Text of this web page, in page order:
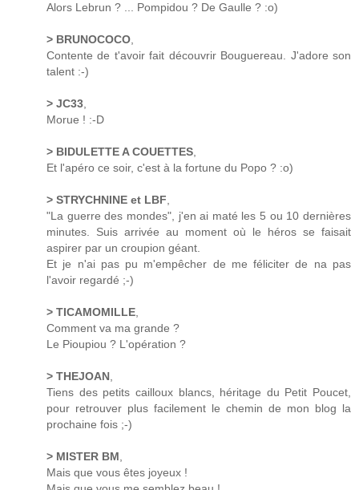
Alors Lebrun ? ... Pompidou ? De Gaulle ? :o)
> BRUNOCOCO,
Contente de t'avoir fait découvrir Bouguereau. J'adore son
talent :-)
> JC33,
Morue ! :-D
> BIDULETTE A COUETTES,
Et l'apéro ce soir, c'est à la fortune du Popo ? :o)
> STRYCHNINE et LBF,
"La guerre des mondes", j'en ai maté les 5 ou 10 dernières
minutes. Suis arrivée au moment où le héros se faisait
aspirer par un croupion géant.
Et je n'ai pas pu m'empêcher de me féliciter de na pas
l'avoir regardé ;-)
> TICAMOMILLE,
Comment va ma grande ?
Le Pioupiou ? L'opération ?
> THEJOAN,
Tiens des petits cailloux blancs, héritage du Petit Poucet,
pour retrouver plus facilement le chemin de mon blog la
prochaine fois ;-)
> MISTER BM,
Mais que vous êtes joyeux !